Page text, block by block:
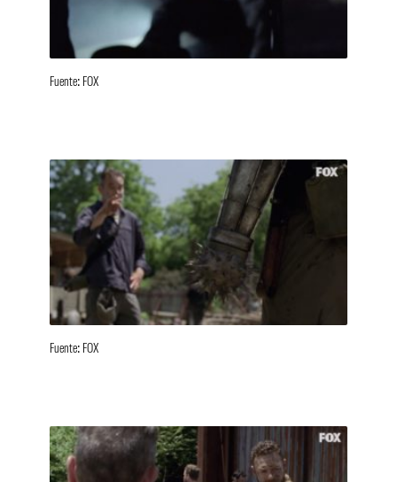
Fuente: FOX
Fuente: FOX